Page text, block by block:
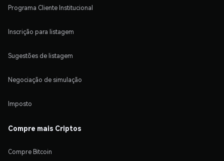
Programa Cliente Institucional
Inscrição para listagem
Sugestões de listagem
Negociação de simulação
Imposto
Compre mais Criptos
Compre Bitcoin